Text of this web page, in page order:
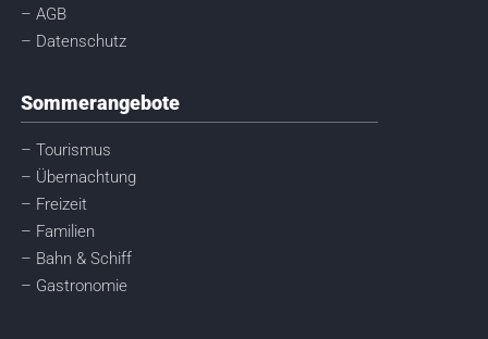
– AGB
– Datenschutz
Sommerangebote
– Tourismus
– Übernachtung
– Freizeit
– Familien
– Bahn & Schiff
– Gastronomie